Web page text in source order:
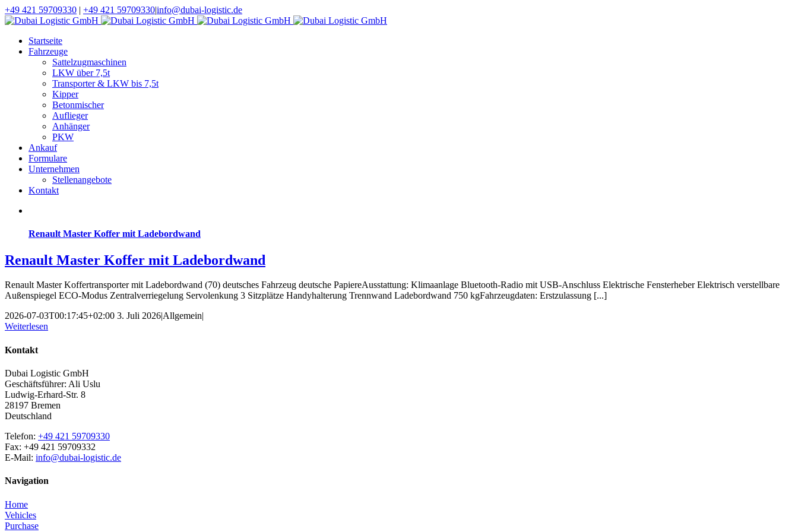
+49 421 59709330 | +49 421 59709330|info@dubai-logistic.de
Startseite
Fahrzeuge
Sattelzugmaschinen
LKW über 7,5t
Transporter & LKW bis 7,5t
Kipper
Betonmischer
Auflieger
Anhänger
PKW
Ankauf
Formulare
Unternehmen
Stellenangebote
Kontakt
Renault Master Koffer mit Ladebordwand
Renault Master Koffer mit Ladebordwand
Renault Master Koffertransporter mit Ladebordwand (70) deutsches Fahrzeug deutsche PapiereAusstattung: Klimaanlage Bluetooth-Radio mit USB-Anschluss Elektrische Fensterheber Elektrisch verstellbare
Außenspiegel ECO-Modus Zentralverriegelung Servolenkung 3 Sitzplätze Handyhalterung Trennwand Ladebordwand 750 kgFahrzeugdaten: Erstzulassung [...]
2026-07-03T00:17:45+02:00 3. Juli 2026|Allgemein|
Weiterlesen
Kontakt
Dubai Logistic GmbH
Geschäftsführer: Ali Uslu
Ludwig-Erhard-Str. 8
28197 Bremen
Deutschland
Telefon: +49 421 59709330
Fax: +49 421 59709332
E-Mail: info@dubai-logistic.de
Navigation
Home
Vehicles
Purchase